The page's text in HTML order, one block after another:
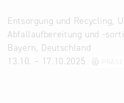
Entsorgung und Recycling,
Abfallaufbereitung und -
Bayern, Deutschland
13.10. – 17.10.2025